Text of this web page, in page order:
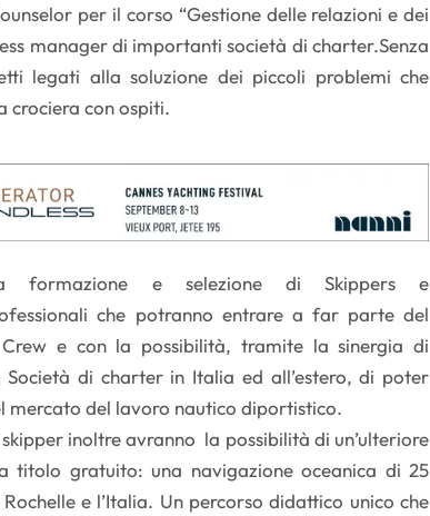
per il corso “Gestione delle relazioni e dei
manager di importanti società di charter.Senza
legati alla soluzione dei piccoli problemi che
crociera con ospiti.
formazione e selezione di Skippers e
che potranno entrare a far parte del
e con la possibilità, tramite la sinergia di
di charter in Italia ed all’estero, di poter
mercato del lavoro nautico diportistico.
inoltre avranno la possibilità di un’ulteriore
titolo gratuito: una navigazione oceanica di 25
e l’Italia. Un percorso didattico unico che